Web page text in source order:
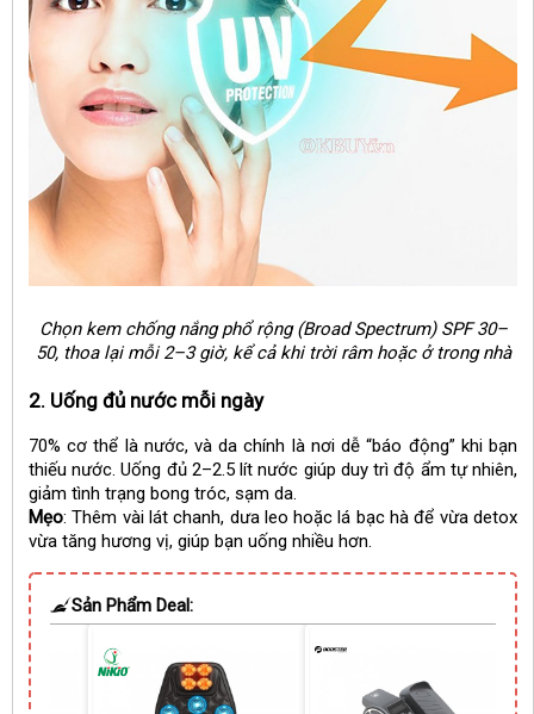
Chọn kem chống nắng phổ rộng (Broad Spectrum) SPF 30–
50, thoa lại mỗi 2–3 giờ, kể cả khi trời râm hoặc ở trong nhà
2. Uống đủ nước mỗi ngày
70% cơ thể là nước, và da chính là nơi dễ “báo động” khi bạn
thiếu nước. Uống đủ 2–2.5 lít nước giúp duy trì độ ẩm tự nhiên,
giảm tình trạng bong tróc, sạm da.
Mẹo: Thêm vài lát chanh, dưa leo hoặc lá bạc hà để vừa detox
vừa tăng hương vị, giúp bạn uống nhiều hơn.
Sản Phẩm Deal: